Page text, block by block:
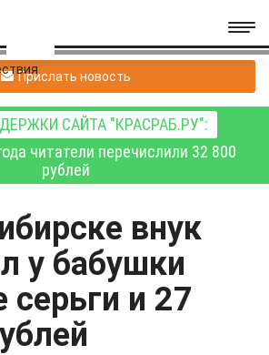
Прислать новость
САЙТА "КРАСРАБ.РУ":
читатели перечислили 32 800
рублей
внук
у бабушки
серьги и 27